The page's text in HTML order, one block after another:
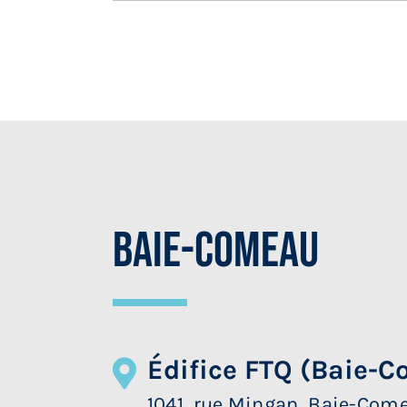
Baie-Comeau
Édifice FTQ (Baie-